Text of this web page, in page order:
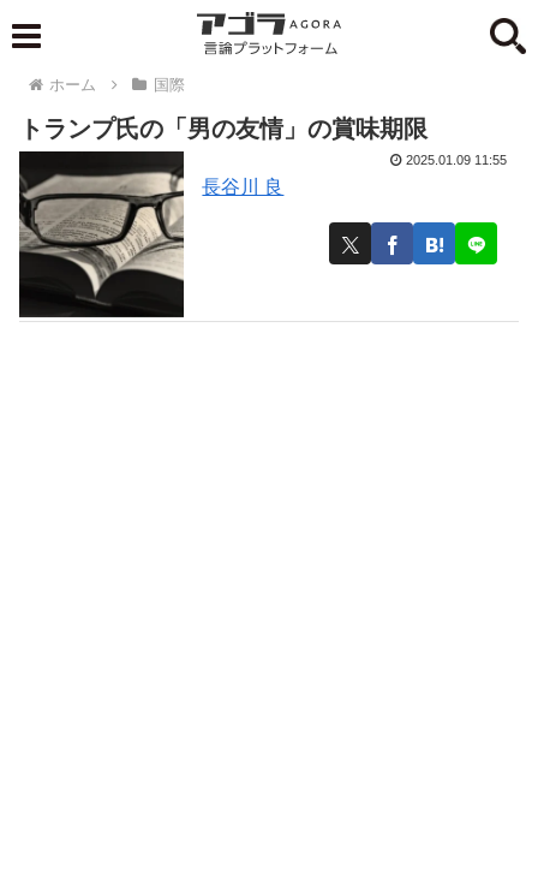
ホーム 国際
トランプ氏の「男の友情」の賞味期限
長谷川 良
2025.01.09 11:55